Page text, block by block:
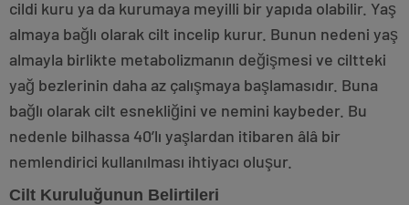
cildi kuru ya da kurumaya meyilli bir yapıda olabilir. Yaş
almaya bağlı olarak cilt incelip kurur. Bunun nedeni yaş
almayla birlikte metabolizmanın değişmesi ve ciltteki
yağ bezlerinin daha az çalışmaya başlamasıdır. Buna
bağlı olarak cilt esnekliğini ve nemini kaybeder. Bu
nedenle bilhassa 40’lı yaşlardan itibaren âlâ bir
nemlendirici kullanılması ihtiyacı oluşur.
Cilt Kuruluğunun Belirtileri